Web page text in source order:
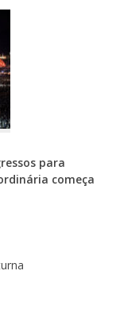
para
começa